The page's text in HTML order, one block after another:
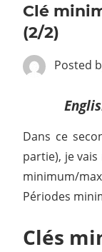
Clé
(2/2)
Posted
Dans ce
partie), je
minimum/
Périodes
Clés